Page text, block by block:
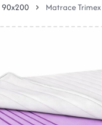
90x200 Matrace